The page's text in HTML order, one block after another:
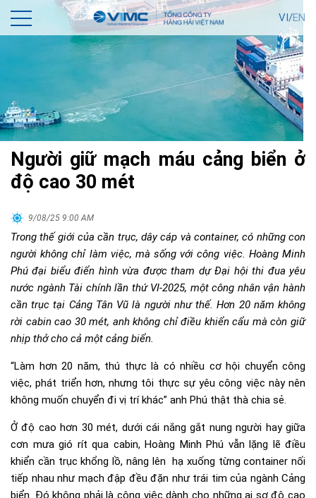
VI/EN
Người giữ mạch máu cảng biển ở
độ cao 30 mét
9/08/25 9:00 AM
Trong thế giới của cần trục, dây cáp và container, có những con
người không chỉ làm việc, mà sống với công việc. Hoàng Minh
Phú đại biểu điển hình vừa được tham dự Đại hội thi đua yêu
nước ngành Tài chính lần thứ VI-2025, mộtcông nhân vận hành
cần trục tại Cảng Tân Vũ là ngườinhư thế. Hơn 20 năm không
rời cabin cao 30 mét, anh không chỉ điều khiển cẩu mà còn giữ
nhịp thở cho cả một cảng biển.
“Làm hơn 20 năm, thú thực là có nhiều cơ hội chuyển công
việc, phát triển hơn, nhưng tôi thực sự yêu công việc này nên
không muốn chuyển đi vị trí khác” anh Phú thật thà chia sẻ.
Ở độ cao hơn 30 mét, dưới cái nắng gắt nung người hay giữa
cơn mưa gió rít qua cabin, Hoàng Minh Phú vẫn lặng lẽ điều
khiển cần trục khổng lồ, nâng lên hạ xuống từng container nối
tiếp nhau như mạch đập đều đặn như trái tim của ngành Cảng
biển. Đó không phải là công việc dành cho những ai sợ độ cao